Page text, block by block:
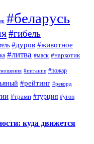
#беларусь
#гибель
#дуров #животное
#литва #маск #наркотик
#питание #пожар
#рейтинг #рекорд
#трамп #турция #угон
куда движется